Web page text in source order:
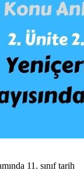
11. sınıf tarih